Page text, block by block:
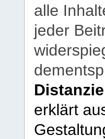
alle
jeder
erklärt